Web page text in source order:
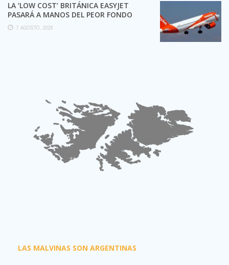
LA ‘LOW COST’ BRITÁNICA EASYJET
PASARÁ A MANOS DEL PEOR FONDO
POSIBLE:
7 AGOSTO, 2026
LAS MALVINAS SON ARGENTINAS